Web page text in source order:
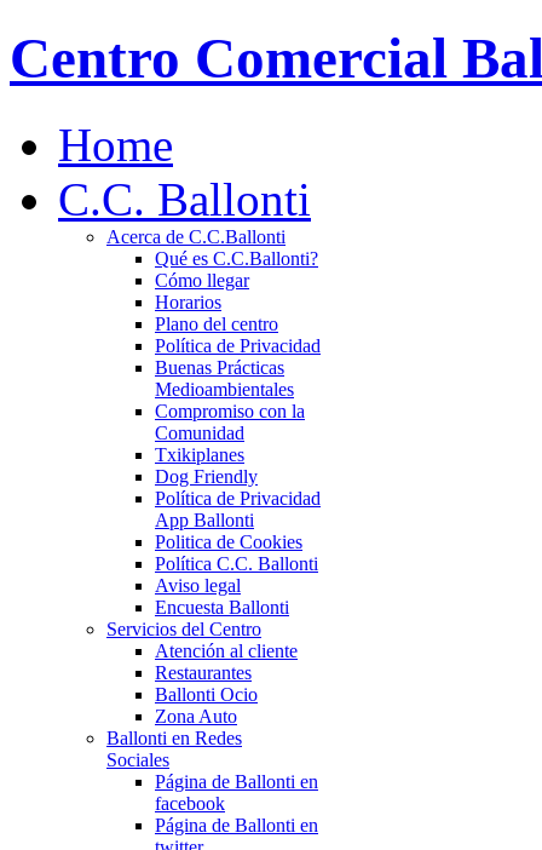
Centro Comercial
Home
C.C. Ballonti
Acerca de C.C.Ballonti
Qué es C.C.Ballonti?
Cómo llegar
Horarios
Plano del centro
Política de Privacidad
Buenas Prácticas
Medioambientales
Compromiso con la
Comunidad
Txikiplanes
Dog Friendly
Política de Privacidad
App Ballonti
Politica de Cookies
Política C.C. Ballonti
Aviso legal
Encuesta Ballonti
Servicios del Centro
Atención al cliente
Restaurantes
Ballonti Ocio
Zona Auto
Ballonti en Redes
Sociales
Página de Ballonti en
facebook
Página de Ballonti en